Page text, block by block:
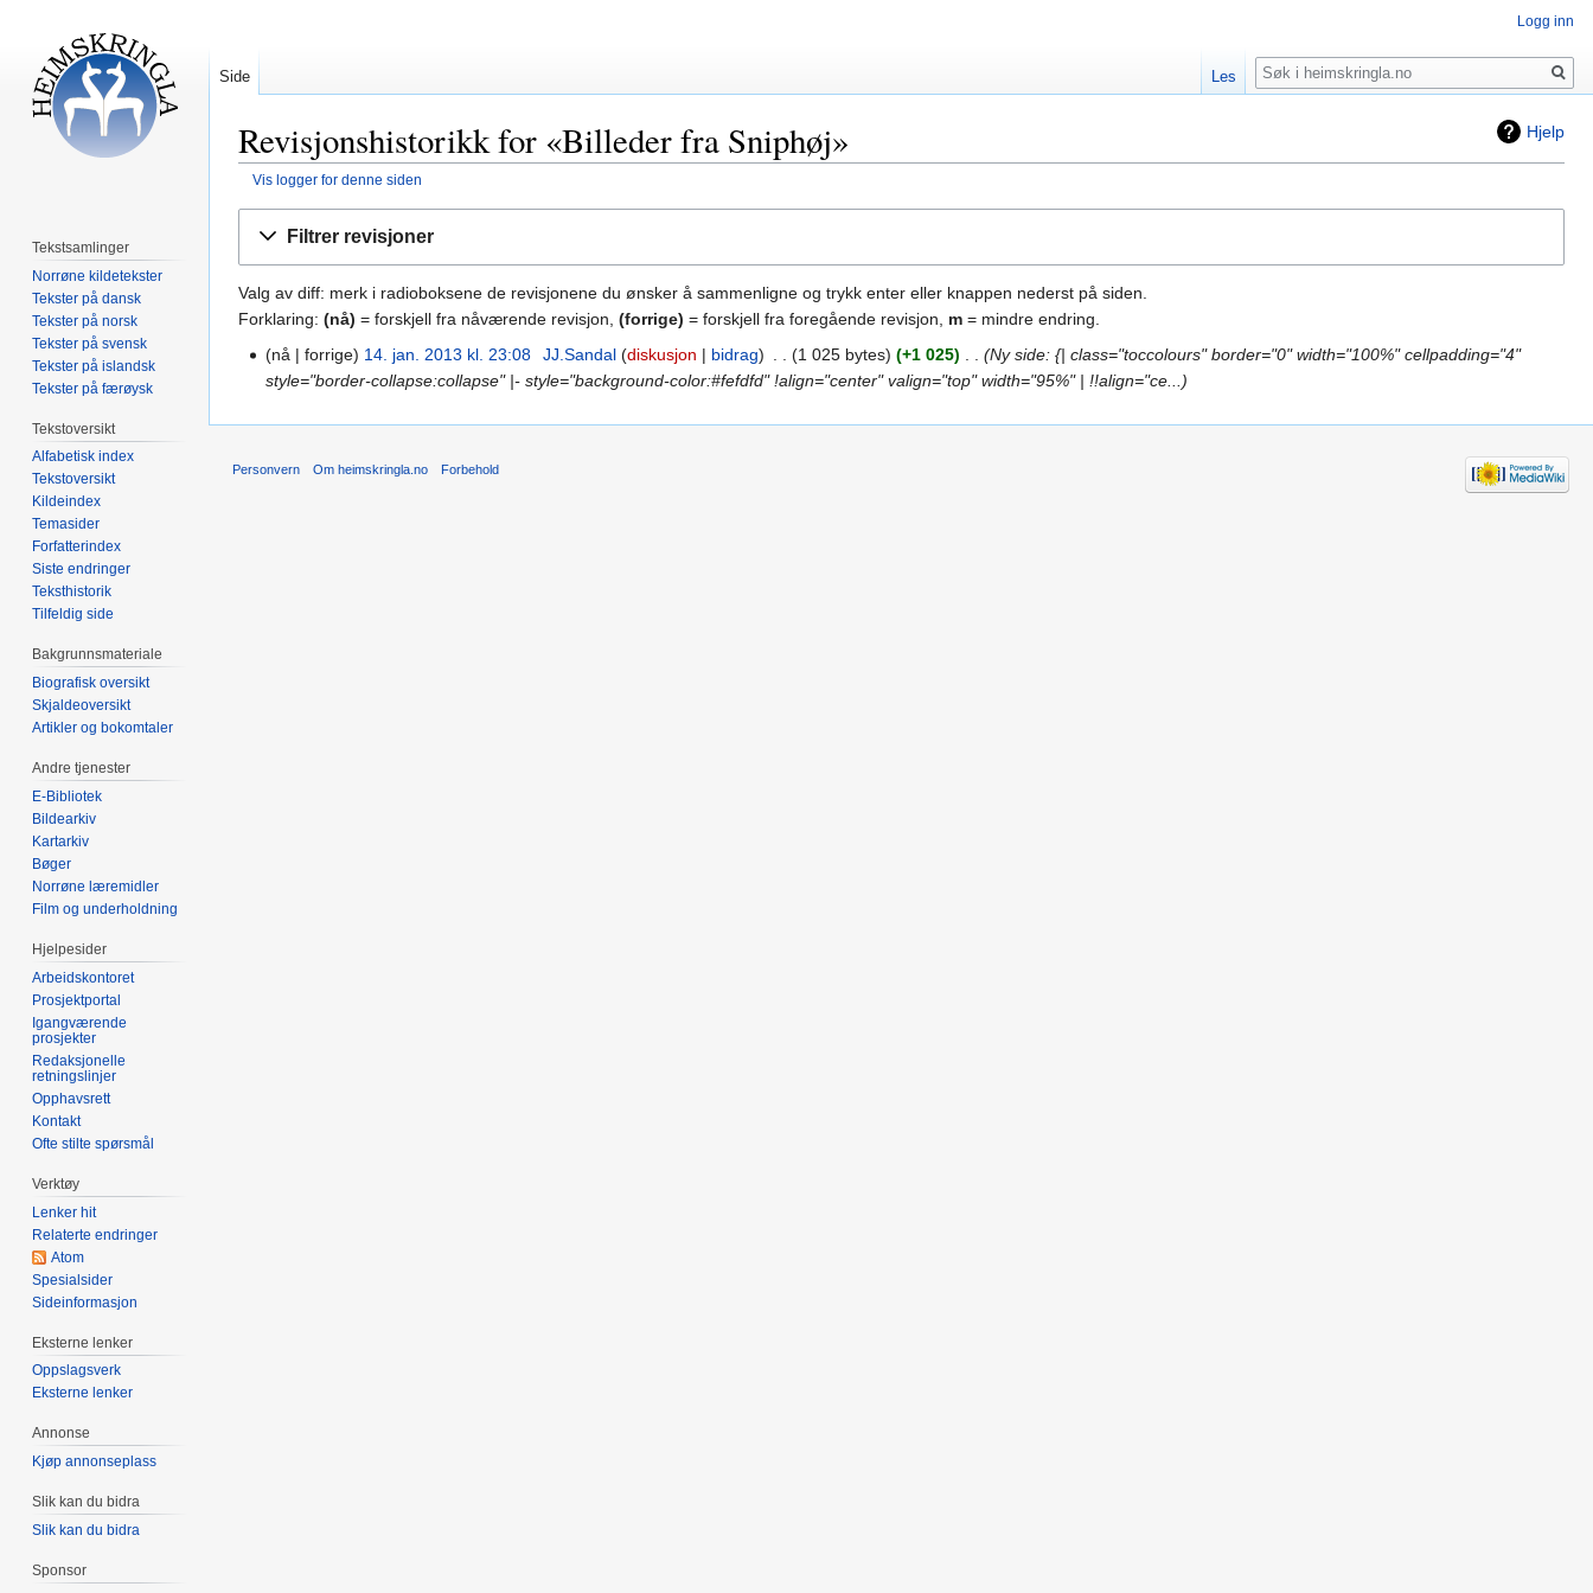
Hjelp
Revisjonshistorikk for «Billeder fra Sniphøj»
Vis logger for denne siden
Filtrer revisjoner
Valg av diff: merk i radioboksene de revisjonene du ønsker å sammenligne og trykk enter eller knappen nederst på siden.
Forklaring: (nå) = forskjell fra nåværende revisjon, (forrige) = forskjell fra foregående revisjon, m = mindre endring.
nå
forrige 14. jan. 2013 kl. 23:08 JJ.Sandal diskusjon bidrag 1 025 bytes +1 025
Ny side: {| class="toccolours" border="0" width="100%" cellpadding="4"
style="border-collapse:collapse" |- style="background-color:#fefdfd" !align="center" valign="top" width="95%" | !!align="ce...
Logg inn
Side Les
Søk
Tekstsamlinger
Norrøne kildetekster
Tekster på dansk
Tekster på norsk
Tekster på svensk
Tekster på islandsk
Tekster på færøysk
Tekstoversikt
Alfabetisk index
Tekstoversikt
Kildeindex
Temasider
Forfatterindex
Siste endringer
Teksthistorik
Tilfeldig side
Bakgrunnsmateriale
Biografisk oversikt
Skjaldeoversikt
Artikler og bokomtaler
Andre tjenester
E-Bibliotek
Bildearkiv
Kartarkiv
Bøger
Norrøne læremidler
Film og underholdning
Hjelpesider
Arbeidskontoret
Prosjektportal
Igangværende
prosjekter
Redaksjonelle
retningslinjer
Opphavsrett
Kontakt
Ofte stilte spørsmål
Verktøy
Lenker hit
Relaterte endringer
Atom
Spesialsider
Sideinformasjon
Eksterne lenker
Oppslagsverk
Eksterne lenker
Annonse
Kjøp annonseplass
Slik kan du bidra
Slik kan du bidra
Sponsor
Personvern Om heimskringla.no Forbehold